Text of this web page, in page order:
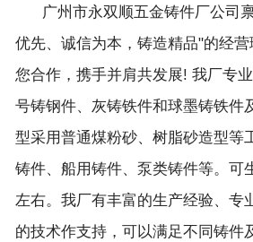
广州市永双顺五金铸件厂公司
优先、诚信为本，铸造精品"的经
您合作，携手并肩共发展! 我厂专
号铸钢件、灰铸铁件和球墨铸铁件
型采用普通煤粉砂、树脂砂造型等
铸件、船用铸件、泵类铸件等。可
左右。我厂有丰富的生产经验、专
的技术作支持，可以满足不同铸件